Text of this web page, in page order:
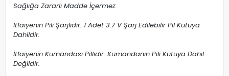
Sağlığa Zararlı Madde İçermez.
İtfaiyenin Pili Şarjlıdır. 1 Adet 3.7 V Şarj Edilebilir Pil Kutuya
Dahildir.
İtfaiyenin Kumandası Pillidir. Kumandanın Pili Kutuya Dahil
Değildir.